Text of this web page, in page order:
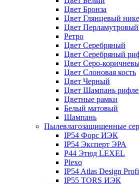
Цвет Бронза
Цвет Глянцевый
Цвет
Ретро
Цвет Серебряный
Цвет Серебряный
Цвет Серо-
Цвет Слоновая кость
Цвет Черный
Цвет Шампань
Цветные рамки
Белый матовый
Шампань
Пылевлагозащищенные
IP54 Форс ИЭК
IP54 Эксперт ЭРА
P44 Этюд LEXEL
Plexo
IP54 Atlas Design
IP55 TORS ИЭК